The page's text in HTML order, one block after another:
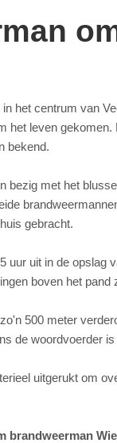
in het centrum van
het leven
bekend.
bezig met het
gebracht.
uur uit in de opslag
boven het
500 meter
de woordvoerder
uitgerukt om
brandweerman